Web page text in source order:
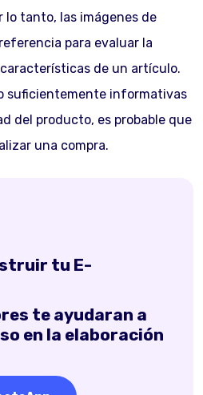
lo tanto, las imágenes de
para evaluar la
de un artículo.
suficientemente informativas
del producto, es probable que
una compra.
tu E-
te ayudaran a
en la elaboración